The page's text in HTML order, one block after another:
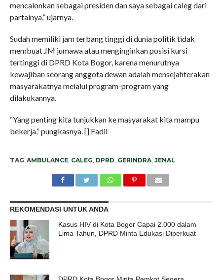
mencalonkan sebagai presiden dan saya sebagai caleg dari
partainya,” ujarnya.
Sudah memiliki jam terbang tinggi di dunia politik tidak
membuat JM jumawa atau menginginkan posisi kursi
tertinggi di DPRD Kota Bogor, karena menurutnya
kewajiban seorang anggota dewan adalah mensejahterakan
masyarakatnya melalui program-program yang
dilakukannya.
“Yang penting kita tunjukkan ke masyarakat kita mampu
bekerja,” pungkasnya. [] Fadil
TAG AMBULANCE, CALEG, DPRD, GERINDRA, JENAL
REKOMENDASI UNTUK ANDA
Kasus HIV di Kota Bogor Capai 2.000 dalam
Lima Tahun, DPRD Minta Edukasi Diperkuat